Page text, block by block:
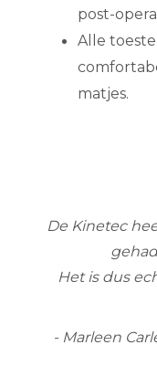
post-
Alle
matjes.
De Kinetec
Het is dus
- Marleen